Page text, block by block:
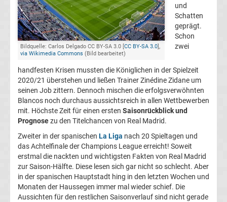
League
Europa
League
Europa
Conference
League
Premier
League
Bildquelle: Carlos Delgado CC BY-SA 3.0 [CC BY-SA 3.0],
via Wikimedia Commons (Bild bearbeitet)
und
Schatten
geprägt.
Schon
zwei
handfesten Krisen mussten die Königlichen in der Spielzeit
2020/21 überstehen und ließen Trainer Zinédine Zidane um
seinen Job zittern. Dennoch mischen die erfolgsverwöhnten
Blancos noch durchaus aussichtsreich in allen Wettbewerben
mit. Höchste Zeit für einen ersten Saisonrückblick und
Prognosezu den Titelchancen von Real Madrid.
Zweiter in der spanischen La Liga nach 20 Spieltagen und
das Achtelfinale der Champions League erreicht! Soweit
erstmal die nackten und wichtigsten Fakten von Real Madrid
zur Saison-Hälfte. Diese lesen sich gar nicht so schlecht. Aber
in der spanischen Hauptstadt hing in den letzten Wochen und
Monaten der Haussegen immer mal wieder schief. Die
Aussichten für den restlichen Saisonverlauf sind nicht gerade